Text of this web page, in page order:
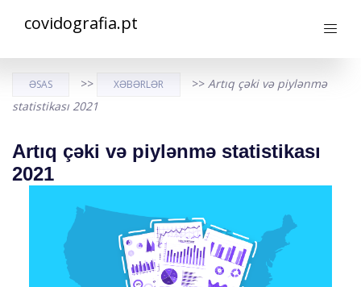
covidografia.pt
ƏSAS >> XƏBƏRLƏR >> Artıq çəki və piylənmə
statistikası 2021
Artıq çəki və piylənmə statistikası
2021